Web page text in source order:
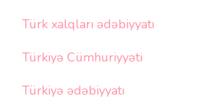
Türk xalqları ədəbiyyatı
Türkiyə Cümhuriyyəti
Türkiyə ədəbiyyatı